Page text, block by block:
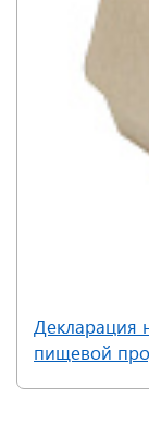
Декларация
пищевой